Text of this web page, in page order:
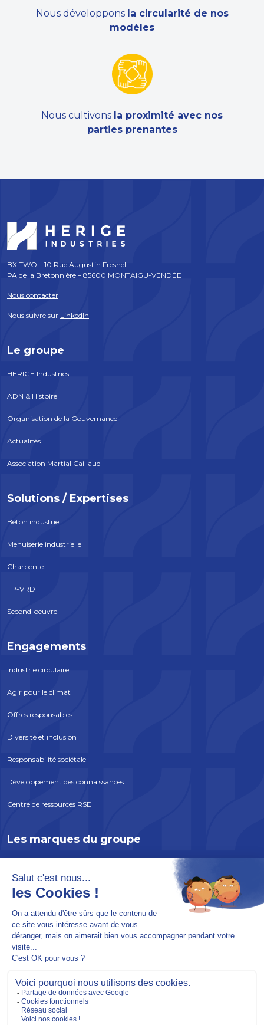
Nous développons la circularité de nos
modèles
Nous cultivons la proximité avec nos
parties prenantes
BX TWO – 10 Rue Augustin Fresnel
PA de la Bretonnière – 85600 MONTAIGU-VENDÉE
Nous contacter
Nous suivre sur LinkedIn
Le groupe
HERIGE Industries
ADN & Histoire
Organisation de la Gouvernance
Actualités
Association Martial Caillaud
Solutions / Expertises
Béton industriel
Menuiserie industrielle
Charpente
TP-VRD
Second-oeuvre
Engagements
Industrie circulaire
Agir pour le climat
Offres responsables
Diversité et inclusion
Responsabilité sociétale
Développement des connaissances
Centre de ressources RSE
Les marques du groupe
INCOBOIS
SOREPRO